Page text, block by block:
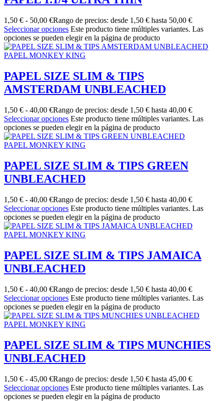
1,50 € - 50,00 €Rango de precios: desde 1,50 € hasta 50,00 €
Seleccionar opciones Este producto tiene múltiples variantes. Las
opciones se pueden elegir en la página de producto
PAPEL MONKEY KING
PAPEL SIZE SLIM & TIPS
AMSTERDAM UNBLEACHED
1,50 € - 40,00 €Rango de precios: desde 1,50 € hasta 40,00 €
Seleccionar opciones Este producto tiene múltiples variantes. Las
opciones se pueden elegir en la página de producto
PAPEL MONKEY KING
PAPEL SIZE SLIM & TIPS GREEN
UNBLEACHED
1,50 € - 40,00 €Rango de precios: desde 1,50 € hasta 40,00 €
Seleccionar opciones Este producto tiene múltiples variantes. Las
opciones se pueden elegir en la página de producto
PAPEL MONKEY KING
PAPEL SIZE SLIM & TIPS JAMAICA
UNBLEACHED
1,50 € - 40,00 €Rango de precios: desde 1,50 € hasta 40,00 €
Seleccionar opciones Este producto tiene múltiples variantes. Las
opciones se pueden elegir en la página de producto
PAPEL MONKEY KING
PAPEL SIZE SLIM & TIPS MUNCHIES
UNBLEACHED
1,50 € - 45,00 €Rango de precios: desde 1,50 € hasta 45,00 €
Seleccionar opciones Este producto tiene múltiples variantes. Las
opciones se pueden elegir en la página de producto